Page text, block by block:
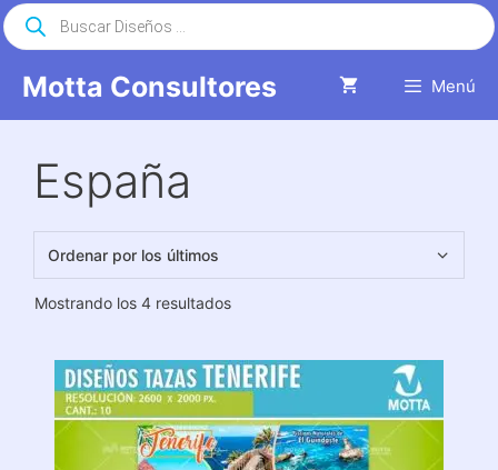
Saltar
al
Motta Consultores Menú
Búsqueda
de
productos
España
Mostrando los 4 resultadosOrdenado
últimos